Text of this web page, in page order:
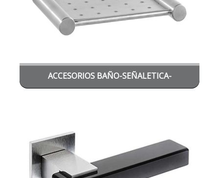
ACCESORIOS BAÑO-SEÑALETICA-